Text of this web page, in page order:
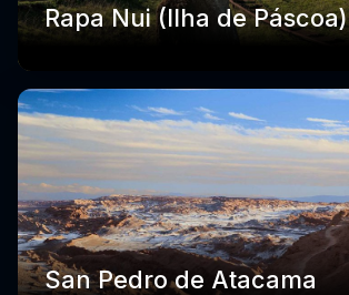
Rapa Nui (Ilha de Páscoa)
San Pedro de Atacama